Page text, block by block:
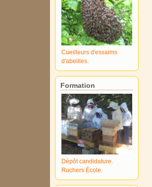
Cueilleurs d'essaims
d'abeilles.
Formation
Dépôt candidature.
Ruchers École.